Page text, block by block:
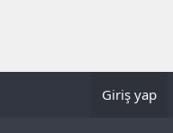
Giriş yap